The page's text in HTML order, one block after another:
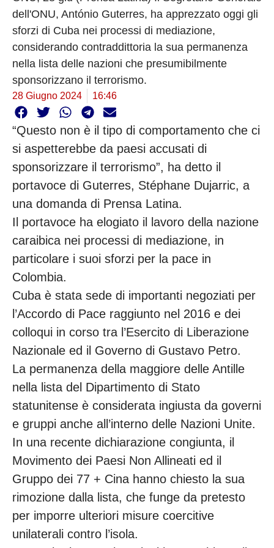
dell'ONU, António Guterres, ha apprezzato oggi gli
sforzi di Cuba nei processi di mediazione,
considerando contraddittoria la sua permanenza
nella lista delle nazioni che presumibilmente
sponsorizzano il terrorismo.
28 Giugno 2024 16:46
“Questo non è il tipo di comportamento che ci
si aspetterebbe da paesi accusati di
sponsorizzare il terrorismo”, ha detto il
portavoce di Guterres, Stéphane Dujarric, a
una domanda di Prensa Latina.
Il portavoce ha elogiato il lavoro della nazione
caraibica nei processi di mediazione, in
particolare i suoi sforzi per la pace in
Colombia.
Cuba è stata sede di importanti negoziati per
l’Accordo di Pace raggiunto nel 2016 e dei
colloqui in corso tra l’Esercito di Liberazione
Nazionale ed il Governo di Gustavo Petro.
La permanenza della maggiore delle Antille
nella lista del Dipartimento di Stato
statunitense è considerata ingiusta da governi
e gruppi anche all’interno delle Nazioni Unite.
In una recente dichiarazione congiunta, il
Movimento dei Paesi Non Allineati ed il
Gruppo dei 77 + Cina hanno chiesto la sua
rimozione dalla lista, che funge da pretesto
per imporre ulteriori misure coercitive
unilaterali contro l’isola.